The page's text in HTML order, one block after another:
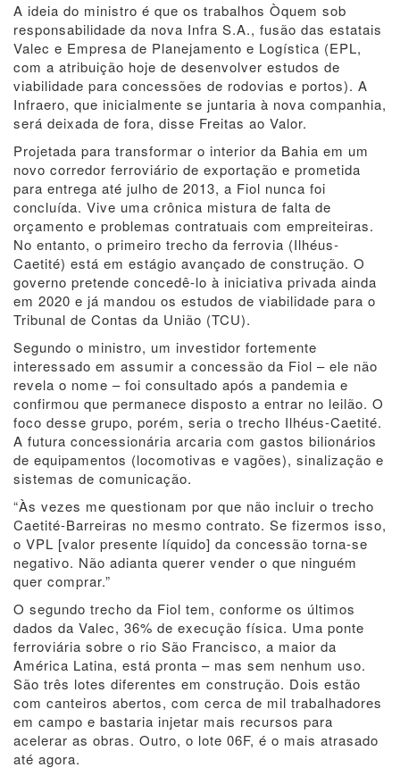
A ideia do ministro é que os trabalhos Òquem sob
responsabilidade da nova Infra S.A., fusão das estatais
Valec e Empresa de Planejamento e Logística (EPL,
com a atribuição hoje de desenvolver estudos de
viabilidade para concessões de rodovias e portos). A
Infraero, que inicialmente se juntaria à nova companhia,
será deixada de fora, disse Freitas ao Valor.
Projetada para transformar o interior da Bahia em um
novo corredor ferroviário de exportação e prometida
para entrega até julho de 2013, a Fiol nunca foi
concluída. Vive uma crônica mistura de falta de
orçamento e problemas contratuais com empreiteiras.
No entanto, o primeiro trecho da ferrovia (Ilhéus-
Caetité) está em estágio avançado de construção. O
governo pretende concedê-lo à iniciativa privada ainda
em 2020 e já mandou os estudos de viabilidade para o
Tribunal de Contas da União (TCU).
Segundo o ministro, um investidor fortemente
interessado em assumir a concessão da Fiol – ele não
revela o nome – foi consultado após a pandemia e
confirmou que permanece disposto a entrar no leilão. O
foco desse grupo, porém, seria o trecho Ilhéus-Caetité.
A futura concessionária arcaria com gastos bilionários
de equipamentos (locomotivas e vagões), sinalização e
sistemas de comunicação.
“Às vezes me questionam por que não incluir o trecho
Caetité-Barreiras no mesmo contrato. Se fizermos isso,
o VPL [valor presente líquido] da concessão torna-se
negativo. Não adianta querer vender o que ninguém
quer comprar.”
O segundo trecho da Fiol tem, conforme os últimos
dados da Valec, 36% de execução física. Uma ponte
ferroviária sobre o rio São Francisco, a maior da
América Latina, está pronta – mas sem nenhum uso.
São três lotes diferentes em construção. Dois estão
com canteiros abertos, com cerca de mil trabalhadores
em campo e bastaria injetar mais recursos para
acelerar as obras. Outro, o lote 06F, é o mais atrasado
até agora.